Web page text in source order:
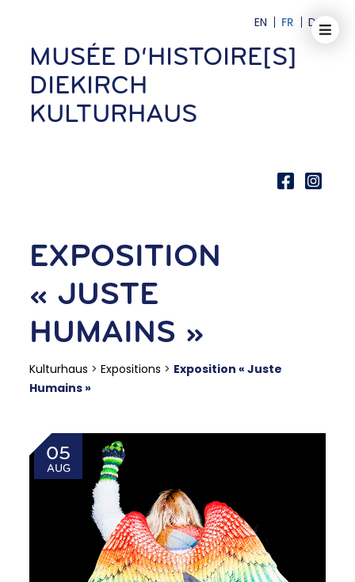
EN FR DE
MUSÉE D‘HISTOIRE[S]
DIEKIRCH
KULTURHAUS
EXPOSITION
« JUSTE
HUMAINS »
Kulturhaus >Expositions > Exposition « Juste
Humains »
05
AUG